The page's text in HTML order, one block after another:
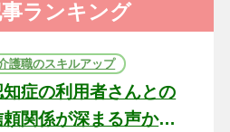
ランキング
護職のスキルアップ
知症の利用者さんとの
頼関係が深まる声かけ